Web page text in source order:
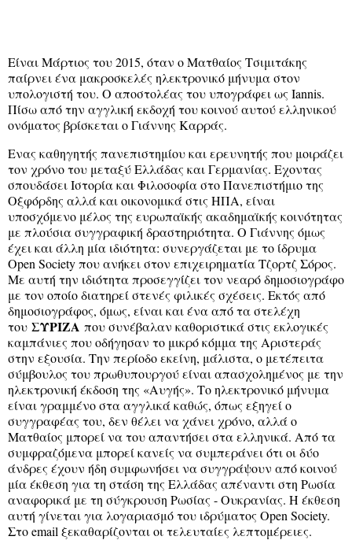
Είναι Μάρτιος του 2015, όταν ο Ματθαίος Τσιμιτάκης
παίρνει ένα μακροσκελές ηλεκτρονικό μήνυμα στον
υπολογιστή του. Ο αποστολέας του υπογράφει ως Iannis.
Πίσω από την αγγλική εκδοχή του κοινού αυτού ελληνικού
ονόματος βρίσκεται ο Γιάννης Καρράς.
Ενας καθηγητής πανεπιστημίου και ερευνητής που μοιράζει
τον χρόνο του μεταξύ Ελλάδας και Γερμανίας. Εχοντας
σπουδάσει Ιστορία και Φιλοσοφία στο Πανεπιστήμιο της
Οξφόρδης αλλά και οικονομικά στις ΗΠΑ, είναι
υποσχόμενο μέλος της ευρωπαϊκής ακαδημαϊκής κοινότητας
με πλούσια συγγραφική δραστηριότητα. Ο Γιάννης όμως
έχει και άλλη μία ιδιότητα: συνεργάζεται με το ίδρυμα
Open Society που ανήκει στον επιχειρηματία Τζορτζ Σόρος.
Με αυτή την ιδιότητα προσεγγίζει τον νεαρό δημοσιογράφο
με τον οποίο διατηρεί στενές φιλικές σχέσεις. Εκτός από
δημοσιογράφος, όμως, είναι και ένα από τα στελέχη
του ΣΥΡΙΖΑ που συνέβαλαν καθοριστικά στις εκλογικές
καμπάνιες που οδήγησαν το μικρό κόμμα της Αριστεράς
στην εξουσία. Την περίοδο εκείνη, μάλιστα, ο μετέπειτα
σύμβουλος του πρωθυπουργού είναι απασχολημένος με την
ηλεκτρονική έκδοση της «Αυγής». Το ηλεκτρονικό μήνυμα
είναι γραμμένο στα αγγλικά καθώς, όπως εξηγεί ο
συγγραφέας του, δεν θέλει να χάνει χρόνο, αλλά ο
Ματθαίος μπορεί να του απαντήσει στα ελληνικά. Από τα
συμφραζόμενα μπορεί κανείς να συμπεράνει ότι οι δύο
άνδρες έχουν ήδη συμφωνήσει να συγγράψουν από κοινού
μία έκθεση για τη στάση της Ελλάδας απέναντι στη Ρωσία
αναφορικά με τη σύγκρουση Ρωσίας - Ουκρα­νίας. Η έκθεση
αυτή γίνεται για λογαριασμό του ιδρύματος Open Society.
Στο email ξεκαθαρίζονται οι τελευταίες λεπτομέρειες.